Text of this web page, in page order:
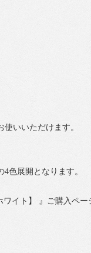
いいただけます。
色展開となります。
イト】 』ご購入ペー